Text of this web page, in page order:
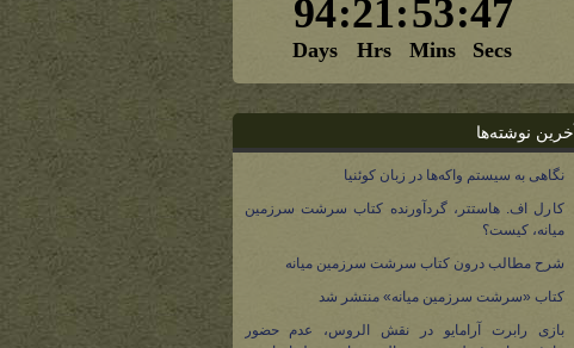
آخرین نوشته‌ها
نگاهی به سیستم واکه‌ها در زبان کوئنیا
کارل اف. هاستتر، گردآورنده کتاب سرشت سرزمین
میانه، کیست؟
شرح مطالب درون کتاب سرشت سرزمین میانه
کتاب «سرشت سرزمین میانه» منتشر شد
بازی رابرت آرامایو در نقش الروس، عدم حضور